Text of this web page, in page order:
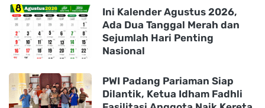
Ini Kalender Agustus 2026,
Ada Dua Tanggal Merah dan
Sejumlah Hari Penting
Nasional
PWI Padang Pariaman Siap
Dilantik, Ketua Idham Fadhli